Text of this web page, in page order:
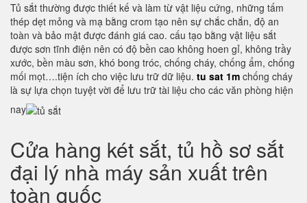
Tủ sắt thường được thiết kế và làm từ vật liệu cứng, những tấm
thép dẹt mỏng và mạ bằng crom tạo nên sự chắc chắn, độ an
toàn và bảo mật được đánh giá cao. cấu tạo bằng vật liệu sắt
được sơn tĩnh điện nên có độ bền cao không hoen gỉ, không trầy
xước, bền màu sơn, khó bong tróc, chống cháy, chống ẩm, chống
mối mọt….tiện ích cho việc lưu trữ dữ liệu. tu sat 1m chống cháy
là sự lựa chọn tuyệt vời để lưu trữ tài liệu cho các văn phòng hiện
nay
Cửa hàng két sắt, tủ hồ sơ sắt
đại lý nhà máy sản xuất trên
toàn quốc